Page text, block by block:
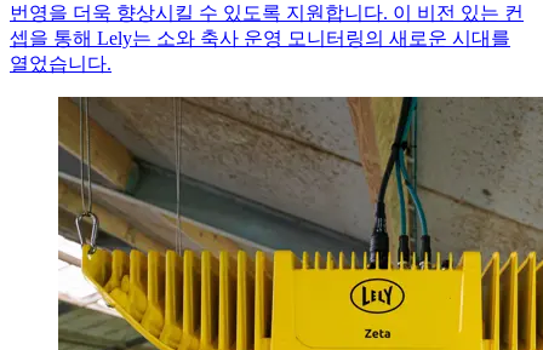
번영을 더욱 향상시킬 수 있도록 지원합니다. 이 비전 있는 컨
셉을 통해 Lely는 소와 축사 운영 모니터링의 새로운 시대를
열었습니다.